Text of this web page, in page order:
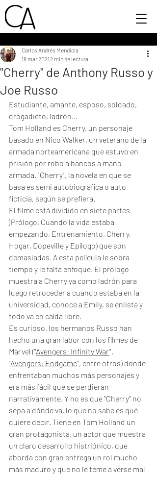
"Cherry" de Anthony Russo y
Joe Russo
Carlos Andrés Mendiola
18 mar 20212 min de lectura
Estudiante, amante, esposo, soldado,
drogadicto, ladrón...
Tom Holland es Cherry, un personaje
basado en Nico Walker, un veterano de la
armada norteamericana que estuvo en
prisión por robo a bancos a mano
armada. "Cherry", la novela en que se
basa es semi autobiográfica o auto
ficticia, según se prefiera.
El filme está dividido en siete partes
(Prólogo, Cuando la vida estaba
empezando, Entrenamiento, Cherry,
Hogar, Dopeville y Epílogo) que son
demasiadas. A esta película le sobra
tiempo y le falta enfoque. El prólogo
muestra a Cherry ya como ladrón para
luego retroceder a cuando estaba en la
universidad, conoce a Emily, se enlista y
todo va en caída libre.
Es curioso, los hermanos Russo han
hecho una gran labor con los filmes de
Marvel ("Avengers: Infinity War",
"Avengers: Endgame", entre otros) donde
enfrentaban muchos más personajes y
era más fácil que se perdieran
narrativamente. Y no es que "Cherry" no
sepa a dónde va, lo que no sabe es qué
quiere decir. Tiene en Tom Holland un
gran protagonista, un actor que muestra
un claro desarrollo histriónico, que
aborda con gran entrega un rol mucho
más maduro y que no le teme a verse mal